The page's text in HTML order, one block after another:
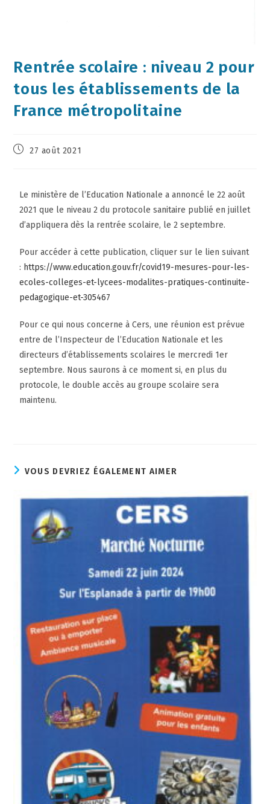
Rentrée scolaire : niveau 2 pour
tous les établissements de la
France métropolitaine
27 août 2021
Le ministère de l’Education Nationale a annoncé le 22 août
2021 que le niveau 2 du protocole sanitaire publié en juillet
d’appliquera dès la rentrée scolaire, le 2 septembre.
Pour accéder à cette publication, cliquer sur le lien suivant
: https://www.education.gouv.fr/covid19-mesures-pour-les-
ecoles-colleges-et-lycees-modalites-pratiques-continuite-
pedagogique-et-305467
Pour ce qui nous concerne à Cers, une réunion est prévue
entre de l’Inspecteur de l’Education Nationale et les
directeurs d’établissements scolaires le mercredi 1er
septembre. Nous saurons à ce moment si, en plus du
protocole, le double accès au groupe scolaire sera
maintenu.
VOUS DEVRIEZ ÉGALEMENT AIMER